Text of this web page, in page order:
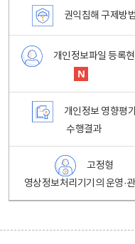
권익침해 구제방법
개인정보파일 등록
개인정보 영향평
수행결과
고정형
영상정보처리기기의 운영·